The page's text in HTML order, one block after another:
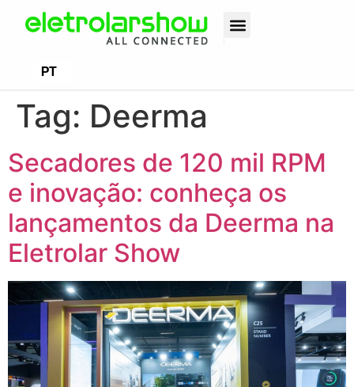
PT
ES
Tag: Deerma
Secadores de 120 mil RPM
e inovação: conheça os
lançamentos da Deerma na
Eletrolar Show